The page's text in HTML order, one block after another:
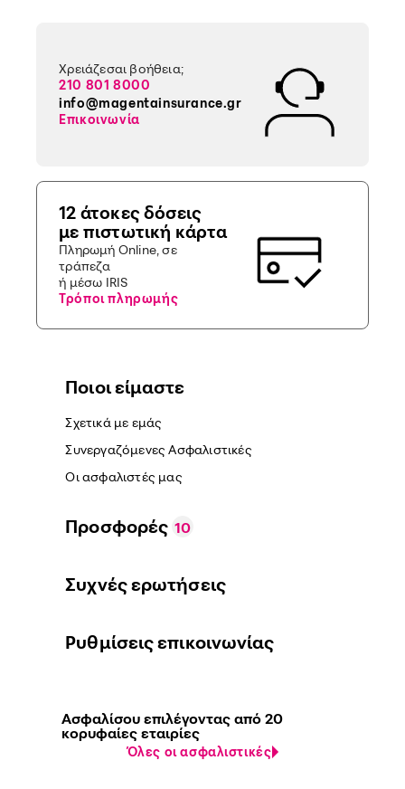
Ποιοι είμαστε
Σχετικά με εμάς
Συνεργαζόμενες Ασφαλιστικές
Οι ασφαλιστές μας
Προσφορές 10
Συχνές ερωτήσεις
Ρυθμίσεις επικοινωνίας
Ασφαλίσου επιλέγοντας από 20
κορυφαίες εταιρίες
Όλες οι ασφαλιστικές
Χρειάζεσαι βοήθεια;
210 801 8000
info@magentainsurance.gr
Επικοινωνία
12 άτοκες δόσεις
με πιστωτική κάρτα
Πληρωμή Online, σε
τράπεζα
ή μέσω IRIS
Τρόποι πληρωμής